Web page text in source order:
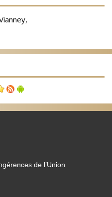
de l’Union